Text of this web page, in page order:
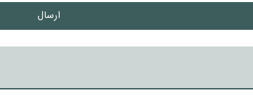
ارسال